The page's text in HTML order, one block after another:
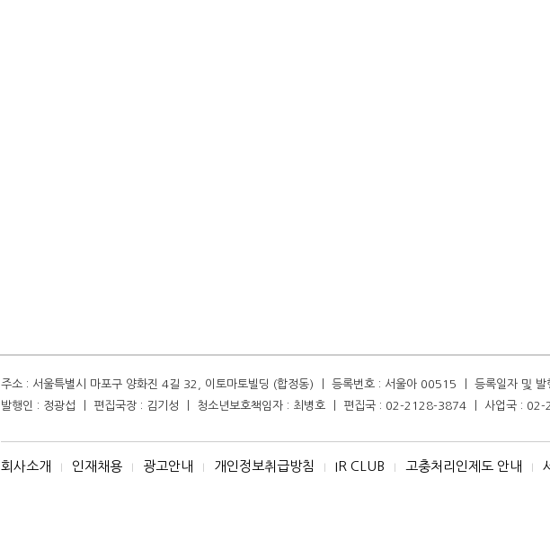
주소 : 서울특별시 마포구 양화진 4길 32, 이토마토빌딩 (합정동) ㅣ 등록번호 : 서울아 00515 ㅣ 등록일자 및
발행인 : 정광섭 ㅣ 편집국장 : 김기성 ㅣ 청소년보호책임자 : 최병호 ㅣ 편집국 : 02-2128-3874 ㅣ 사업국 :
회사소개 I 인재채용 I 광고안내 I 개인정보취급방침 I IR CLUB I 고충처리인제도 안내 I